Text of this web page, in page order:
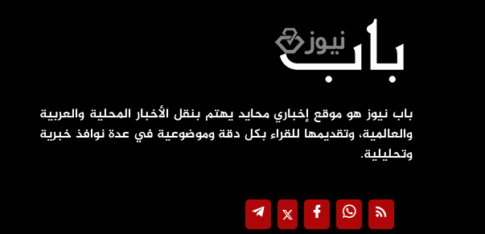
باب نيوز هو موقع إخباري محايد يهتم بنقل الأخبار المحلية والعربية
والعالمية، وتقديمها للقراء بكل دقة وموضوعية في عدة نوافذ خبرية
وتحليلية.